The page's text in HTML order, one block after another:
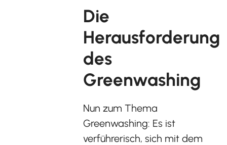
Die
Herausforderung
des
Greenwashing
Nun zum Thema
Greenwashing: Es ist
verführerisch, sich mit dem